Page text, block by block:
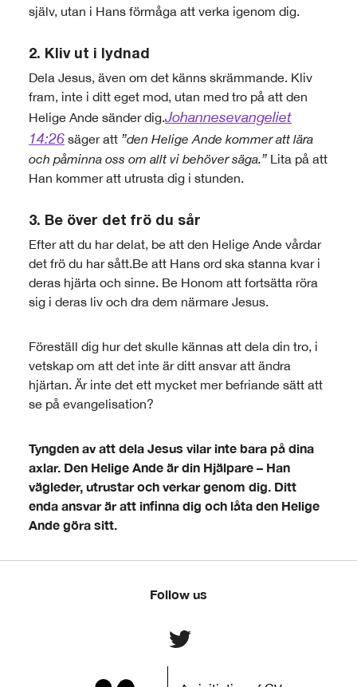
själv, utan i Hans förmåga att verka igenom dig.
2. Kliv ut i lydnad
Dela Jesus, även om det känns skrämmande. Kliv
fram, inte i ditt eget mod, utan med tro på att den
Helige Ande sänder dig.Johannesevangeliet
14:26 säger att ”den Helige Ande kommer att lära
och påminna oss om allt vi behöver säga.” Lita på att
Han kommer att utrusta dig i stunden.
3. Be över det frö du sår
Efter att du har delat, be att den Helige Ande vårdar
det frö du har sått.Be att Hans ord ska stanna kvar i
deras hjärta och sinne. Be Honom att fortsätta röra
sig i deras liv och dra dem närmare Jesus.
Föreställ dig hur det skulle kännas att dela din tro, i
vetskap om att det inte är ditt ansvar att ändra
hjärtan. Är inte det ett mycket mer befriande sätt att
se på evangelisation?
Tyngden av att dela Jesus vilar inte bara på dina
axlar. Den Helige Ande är din Hjälpare – Han
vägleder, utrustar och verkar genom dig. Ditt
enda ansvar är att infinna dig och låta den Helige
Ande göra sitt.
Follow us